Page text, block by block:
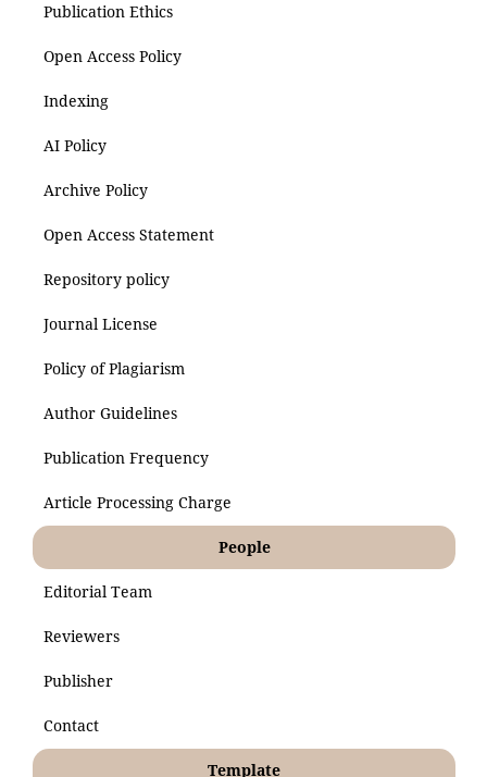
Publication Ethics
Open Access Policy
Indexing
AI Policy
Archive Policy
Open Access Statement
Repository policy
Journal License
Policy of Plagiarism
Author Guidelines
Publication Frequency
Article Processing Charge
People
Editorial Team
Reviewers
Publisher
Contact
Template